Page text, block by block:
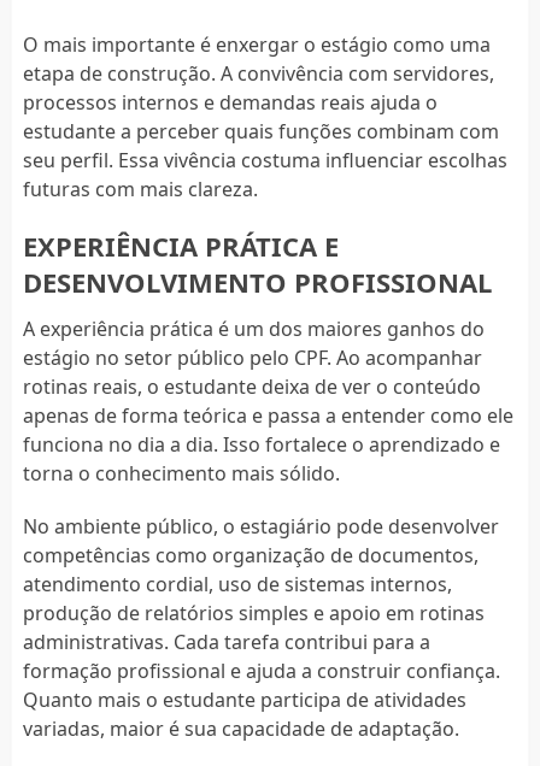
O mais importante é enxergar o estágio como uma
etapa de construção. A convivência com servidores,
processos internos e demandas reais ajuda o
estudante a perceber quais funções combinam com
seu perfil. Essa vivência costuma influenciar escolhas
futuras com mais clareza.
EXPERIÊNCIA PRÁTICA E
DESENVOLVIMENTO PROFISSIONAL
A experiência prática é um dos maiores ganhos do
estágio no setor público pelo CPF. Ao acompanhar
rotinas reais, o estudante deixa de ver o conteúdo
apenas de forma teórica e passa a entender como ele
funciona no dia a dia. Isso fortalece o aprendizado e
torna o conhecimento mais sólido.
No ambiente público, o estagiário pode desenvolver
competências como organização de documentos,
atendimento cordial, uso de sistemas internos,
produção de relatórios simples e apoio em rotinas
administrativas. Cada tarefa contribui para a
formação profissional e ajuda a construir confiança.
Quanto mais o estudante participa de atividades
variadas, maior é sua capacidade de adaptação.